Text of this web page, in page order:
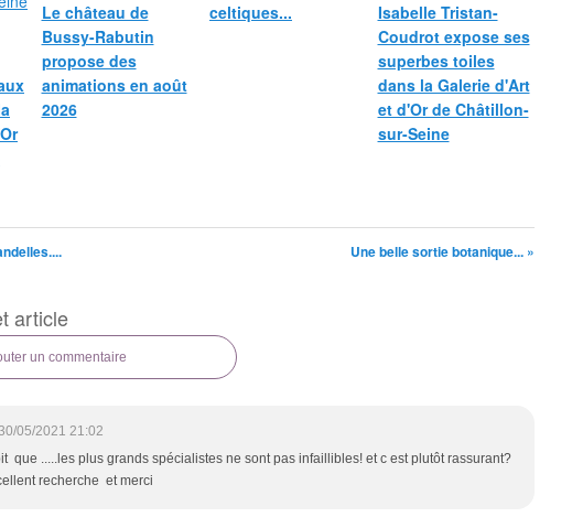
Le château de
Bussy-Rabutin
propose des
animations en août
2026
celtiques...
Isabelle Tristan-
Coudrot expose ses
superbes toiles
dans la Galerie d'Art
et d'Or de Châtillon-
sur-Seine
Une belle sortie botanique... »
article
un commentaire
05/2021 21:02
que .....les plus grands spécialistes ne sont pas infaillibles! et c est plutôt rassurant?
recherche et merci